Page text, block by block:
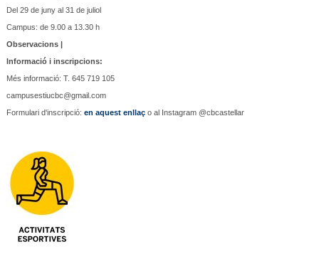
Del 29 de juny al 31 de juliol
Campus: de 9.00 a 13.30 h
Observacions |
Informació i inscripcions:
Més informació: T. 645 719 105
campusestiucbc@gmail.com
Formulari d'inscripció: en aquest enllaço al Instagram @cbcastellar